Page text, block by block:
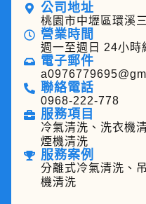
公司地址
桃園市中壢區環溪
營業時間
週一至週日 24小時
電子郵件
聯絡電話
0968-222-778
服務項目
冷氣清洗、洗衣機
煙機清洗
服務案例
分離式冷氣清洗、
機清洗